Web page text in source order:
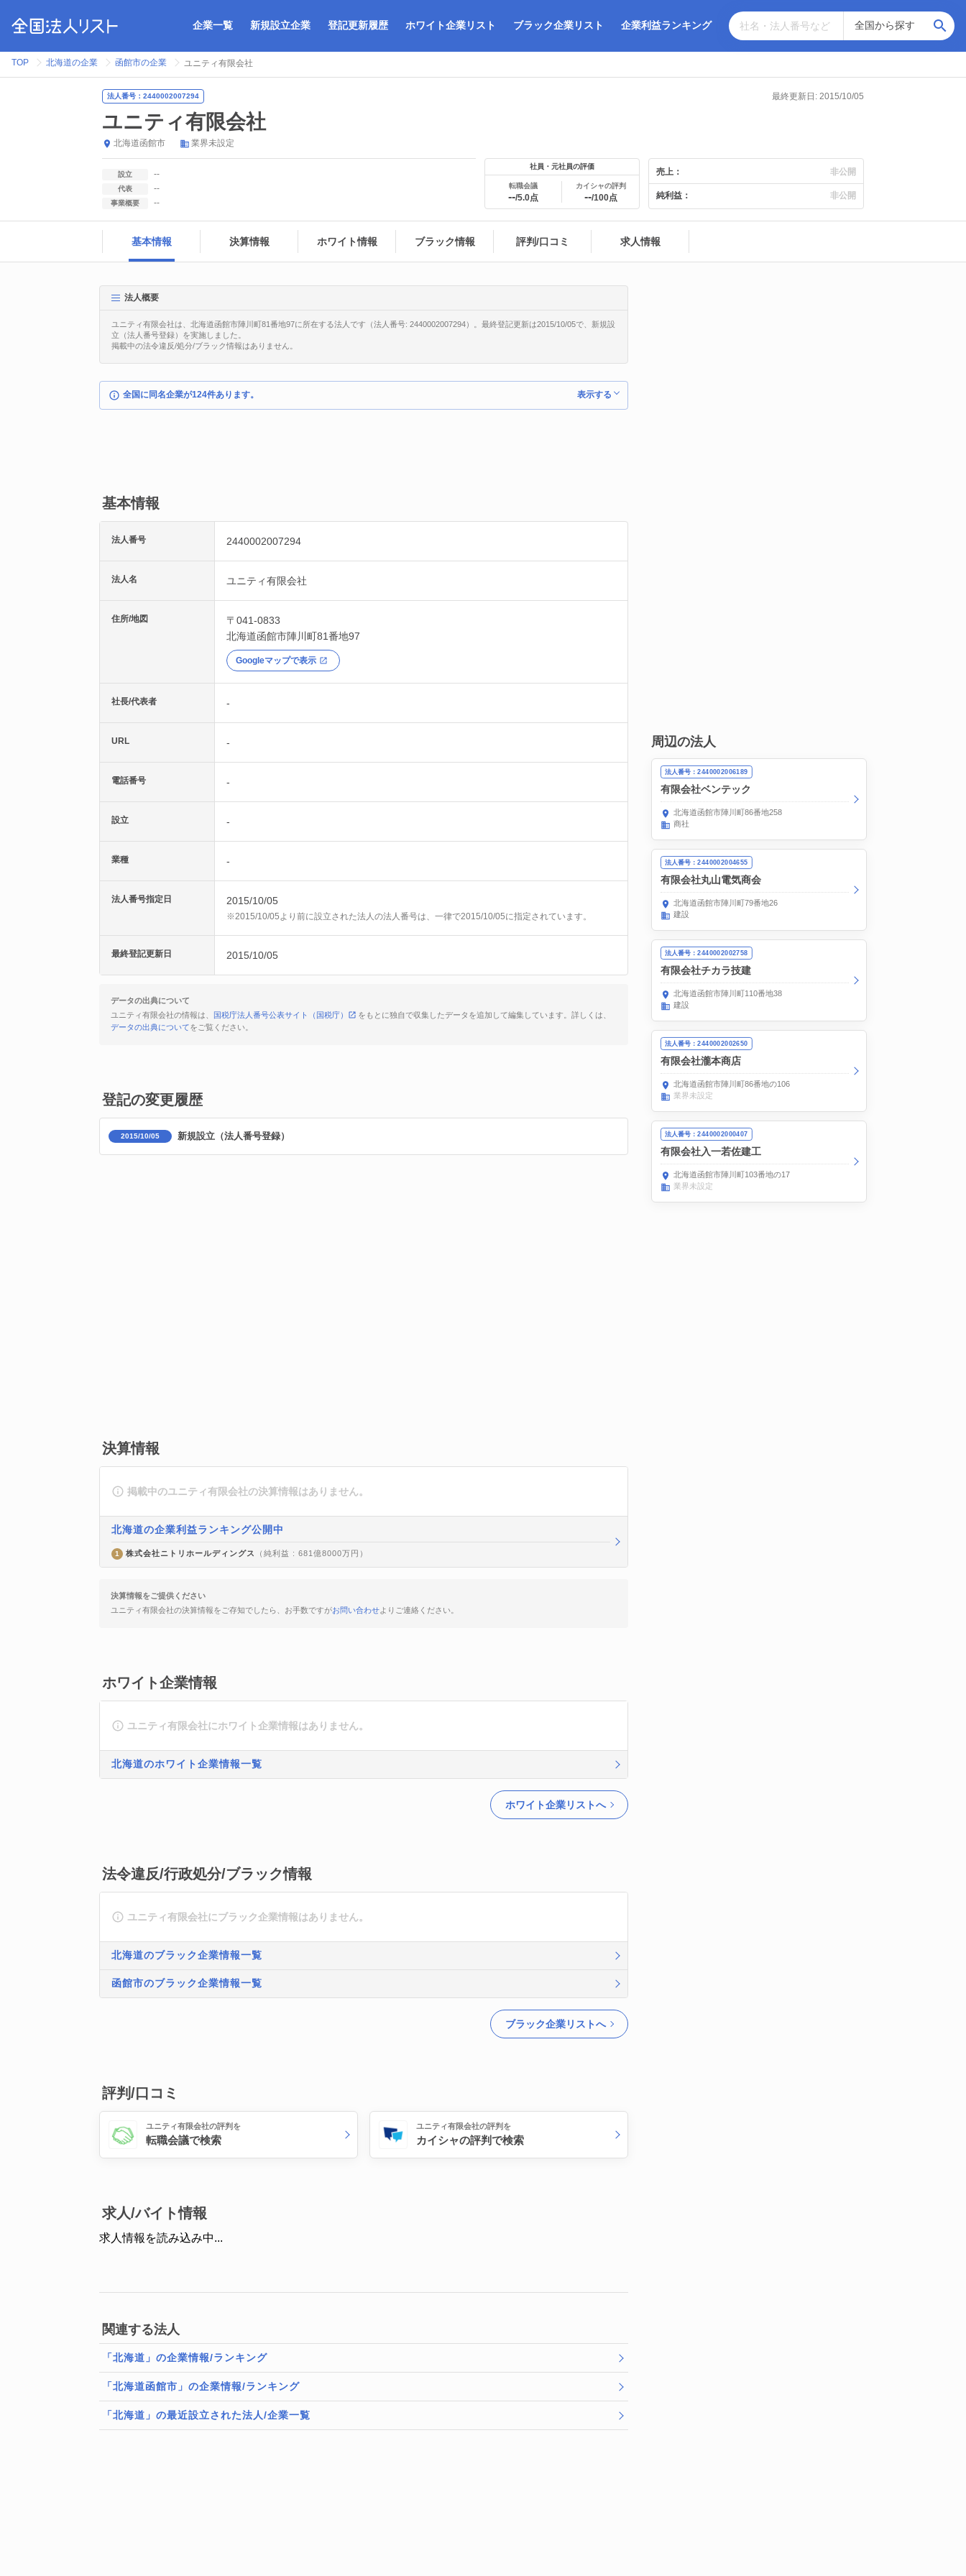
企業一覧 新規設立企業 登記更新履歴 ホワイト企業リスト ブラック企業リスト 企業利益ランキング
TOP 北海道の企業 函館市の企業 ユニティ有限会社
法人番号：2440002007294 最終更新日: 2015/10/05
ユニティ有限会社
北海道函館市 業界未設定
設立 --
代表 --
事業概要 --
社員・元社員の評価
転職会議
--/5.0点
カイシャの評判
--/100点
売上： 非公開
純利益： 非公開
基本情報 決算情報 ホワイト情報 ブラック情報 評判/口コミ 求人情報
法人概要
ユニティ有限会社は、北海道函館市陣川町81番地97に所在する法人です（法人番号: 2440002007294）。最終登記更新は2015/10/05で、新規設
立（法人番号登録）を実施しました。
掲載中の法令違反/処分/ブラック情報はありません。
全国に同名企業が124件あります。 表示する
基本情報
法人番号 2440002007294
法人名 ユニティ有限会社
住所/地図
〒041-0833
北海道函館市陣川町81番地97
Googleマップで表示
社長/代表者 -
URL -
電話番号 -
設立 -
業種 -
法人番号指定日 2015/10/05
※2015/10/05より前に設立された法人の法人番号は、一律で2015/10/05に指定されています。
最終登記更新日 2015/10/05
データの出典について
ユニティ有限会社の情報は、
国税庁法人番号公表サイト（国税庁）
をもとに独自で収集したデータを追加して編集しています。詳しくは、
データの出典についてをご覧ください。
登記の変更履歴
2015/10/05 新規設立（法人番号登録）
決算情報
掲載中のユニティ有限会社の決算情報はありません。
北海道の企業利益ランキング公開中
1 株式会社ニトリホールディングス （純利益 : 681億8000万円）
決算情報をご提供ください
ユニティ有限会社の決算情報をご存知でしたら、お手数ですがお問い合わせよりご連絡ください。
ホワイト企業情報
ユニティ有限会社にホワイト企業情報はありません。
北海道のホワイト企業情報一覧
ホワイト企業リストへ
法令違反/行政処分/ブラック情報
ユニティ有限会社にブラック企業情報はありません。
北海道のブラック企業情報一覧
函館市のブラック企業情報一覧
ブラック企業リストへ
評判/口コミ
ユニティ有限会社の評判を
転職会議で検索
ユニティ有限会社の評判を
カイシャの評判で検索
求人/バイト情報
求人情報を読み込み中...
関連する法人
「北海道」の企業情報/ランキング
「北海道函館市」の企業情報/ランキング
「北海道」の最近設立された法人/企業一覧
周辺の法人
法人番号：2440002006189
有限会社ベンテック
北海道函館市陣川町86番地258
商社
法人番号：2440002004655
有限会社丸山電気商会
北海道函館市陣川町79番地26
建設
法人番号：2440002002758
有限会社チカラ技建
北海道函館市陣川町110番地38
建設
法人番号：2440002002650
有限会社瀧本商店
北海道函館市陣川町86番地の106
業界未設定
法人番号：2440002000407
有限会社入一若佐建工
北海道函館市陣川町103番地の17
業界未設定